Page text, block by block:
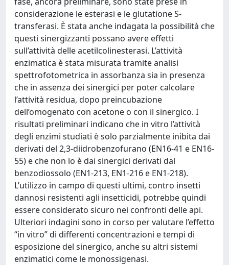
considerazione le esterasi e le glutatione S-
transferasi. È stata anche indagata la possibilità che
questi sinergizzanti possano avere effetti
sull’attività delle acetilcolinesterasi. L’attività
enzimatica è stata misurata tramite analisi
spettrofotometrica in assorbanza sia in presenza
che in assenza dei sinergici per poter calcolare
l’attività residua, dopo preincubazione
dell’omogenato con acetone o con il sinergico. I
risultati preliminari indicano che in vitro l’attività
degli enzimi studiati è solo parzialmente inibita dai
derivati del 2,3-diidrobenzofurano (EN16-41 e EN16-
55) e che non lo è dai sinergici derivati dal
benzodiossolo (EN1-213, EN1-216 e EN1-218).
L’utilizzo in campo di questi ultimi, contro insetti
dannosi resistenti agli insetticidi, potrebbe quindi
essere considerato sicuro nei confronti delle api.
Ulteriori indagini sono in corso per valutare l’effetto
“in vitro” di differenti concentrazioni e tempi di
esposizione del sinergico, anche su altri sistemi
enzimatici come le monossigenasi.